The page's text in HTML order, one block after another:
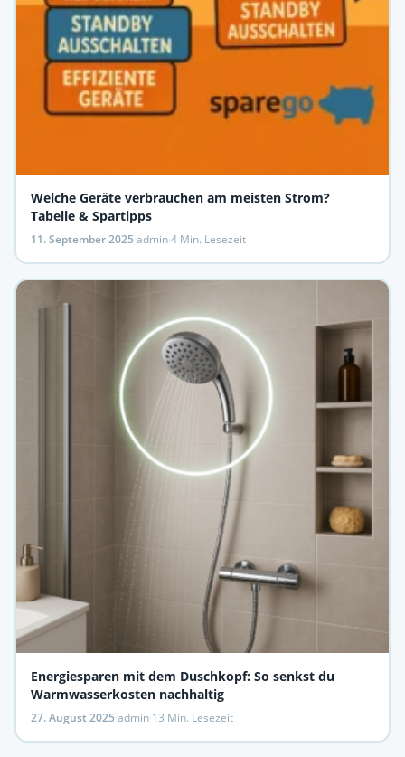
Welche Geräte verbrauchen am meisten Strom?
Tabelle & Spartipps
11. September 2025·admin·4 Min. Lesezeit
Energiesparen mit dem Duschkopf: So senkst du
Warmwasserkosten nachhaltig
27. August 2025·admin·13 Min. Lesezeit